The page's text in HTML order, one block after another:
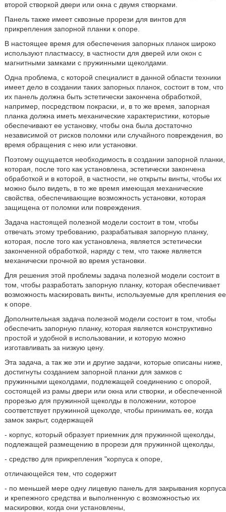
второй створкой двери или окна с двумя створками.
Панель также имеет сквозные прорези для винтов для
прикрепления запорной планки к опоре.
В настоящее время для обеспечения запорных планок широко
используют пластмассу, в частности для дверей или окон с
магнитными замками с пружинными щеколдами.
Одна проблема, с которой специалист в данной области техники
имеет дело в создании таких запорных планок, состоит в том, что
их панель должна быть эстетически закончена обработкой,
например, посредством покраски, и, в то же время, запорная
планка должна иметь механические характеристики, которые
обеспечивают ее установку, чтобы она была достаточно
независимой от рисков поломки или случайного повреждения, во
время обращения с нею или установки.
Поэтому ощущается необходимость в создании запорной планки,
которая, после того как установлена, эстетически закончена
обработкой и в которой, в частности, не открыты винты, чтобы их
можно было видеть, в то же время имеющая механические
свойства, обеспечивающие возможность установки, которая
защищена от поломки или повреждения.
Задача настоящей полезной модели состоит в том, чтобы
отвечать этому требованию, разрабатывая запорную планку,
которая, после того как установлена, является эстетически
законченной обработкой, наряду с тем, что также является
механически прочной во время установки.
Для решения этой проблемы задача полезной модели состоит в
том, чтобы разработать запорную планку, которая обеспечивает
возможность маскировать винты, используемые для крепления ее
к опоре.
Дополнительная задача полезной модели состоит в том, чтобы
обеспечить запорную планку, которая является конструктивно
простой и удобной в использовании, и которую можно
изготавливать за низкую цену.
Эта задача, а так же эти и другие задачи, которые описаны ниже,
достигнуты созданием запорной планки для замков с
пружинными щеколдами, подлежащей соединению с опорой,
состоящей из рамы двери или окна или створки, и обеспеченной
прорезью для пружинной щеколды в положении, которое
соответствует пружинной щеколде, чтобы принимать ее, когда
замок закрыт, содержащей
- корпус, который образует приемник для пружинной щеколды,
подлежащей размещению в прорези для пружинной щеколды,
- средство для прикрепления "корпуса к опоре,
отличающейся тем, что содержит
- по меньшей мере одну лицевую панель для закрывания корпуса
и крепежного средства и выполненную с возможностью их
маскировки, когда они установлены,